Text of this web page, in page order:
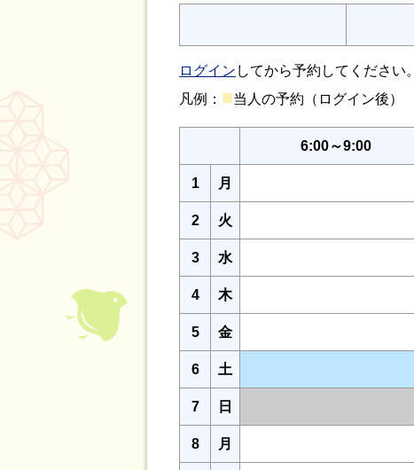
ログイン してから予約してください。
凡例： ■当人の予約（ログイン後）
6:00～9:00
1 月
2 火
3 水
4 木
5 金
6 土
7 日
8 月